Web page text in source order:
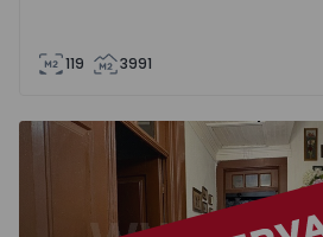
119 3991
Moradia Geminada T3 Guarda,